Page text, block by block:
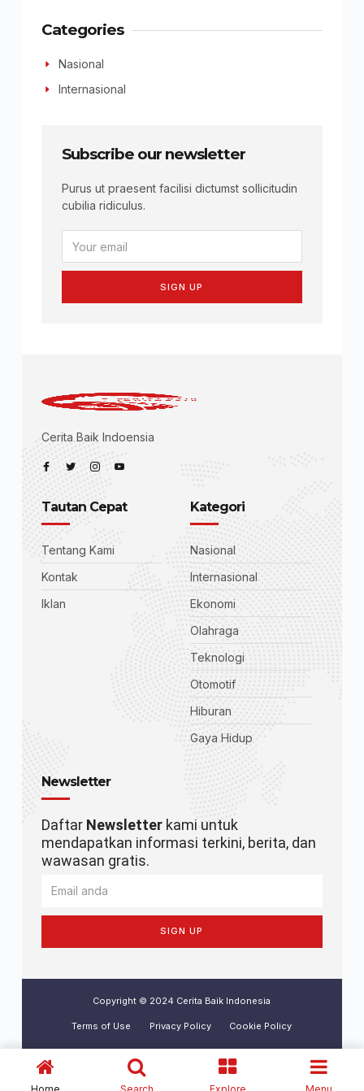
Categories
Nasional
Internasional
Subscribe our newsletter
Purus ut praesent facilisi dictumst sollicitudin
cubilia ridiculus.
SIGN UP
Cerita Baik Indoensia
Tautan Cepat
Tentang Kami
Kontak
Iklan
Kategori
Nasional
Internasional
Ekonomi
Olahraga
Teknologi
Otomotif
Hiburan
Gaya Hidup
Newsletter
Daftar Newsletterkami untuk
mendapatkan informasi terkini, berita, dan
wawasan gratis.
SIGN UP
Copyright © 2024 Cerita Baik Indonesia
Terms of Use Privacy Policy Cookie Policy